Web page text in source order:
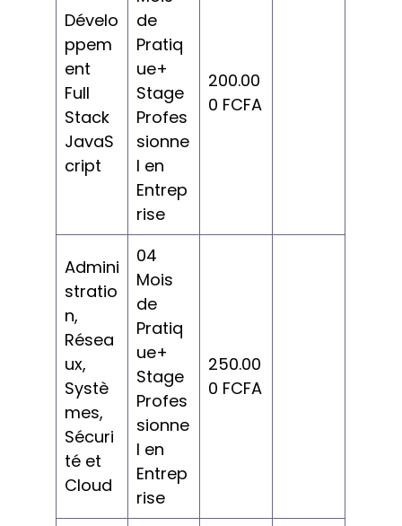
Dévelo
ppem
ent
Full
Stack
JavaS
cript
de
Pratiq
ue+
Stage
Profes
sionne
l en
Entrep
rise
200.00
0 FCFA
Admini
stratio
n,
Résea
ux,
Systè
mes,
Sécuri
té et
Cloud
04
Mois
de
Pratiq
ue+
Stage
Profes
sionne
l en
Entrep
rise
250.00
0 FCFA